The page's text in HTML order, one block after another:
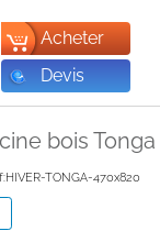
Acheter
Devis
bois
TONGA-470x820